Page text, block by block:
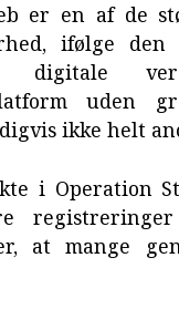
er en af de
ifølge den
digitale
uden
ikke helt
i Operation
at mange